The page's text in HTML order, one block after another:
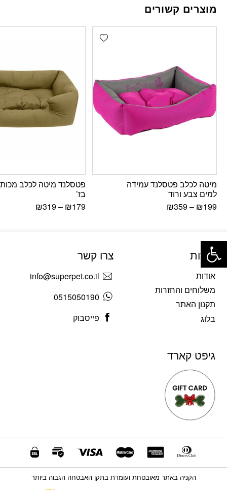
מוצרים קשורים
Add wishlist
מיטה לכלב פטסלנד עמידה
למים צבע ורוד
₪199
–
₪359
פטסלנד מיטה לכלב
בז’
₪179
–
₪319
אודות
אודות
משלוחים והחזרות
תקנון האתר
בלוג
צרו קשר
info@superpet.co.il
0515050190
פייסבוק
גיפט קארד
הקניה באתר מאובטחת ועומדת בתקן האבטחה הגבוה ביותר
פתח סרגל נגישות